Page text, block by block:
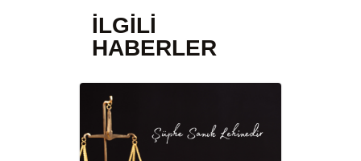
İLGILI
HABERLER